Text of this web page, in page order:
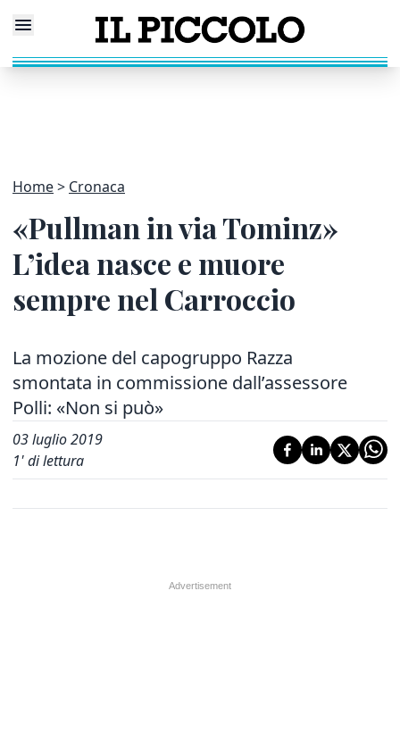
Home Cronaca
«Pullman in via Tominz»
L’idea nasce e muore
sempre nel Carroccio
La mozione del capogruppo Razza
smontata in commissione dall’assessore
Polli: «Non si può»
03 luglio 2019
1' di lettura